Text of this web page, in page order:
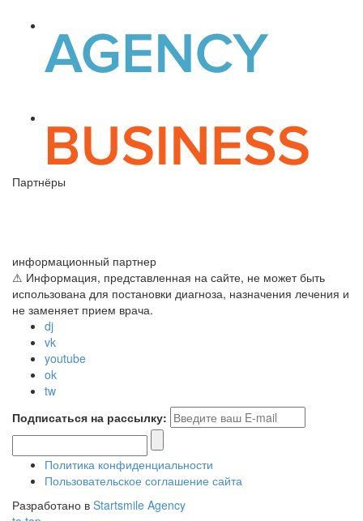
Партнёры
информационный партнер
⚠ Информация, представленная на сайте, не может быть
использована для постановки диагноза, назначения лечения и
не заменяет прием врача.
dj
vk
youtube
ok
tw
Подписаться на рассылку:
Политика конфиденциальности
Пользовательское соглашение сайта
Разработано в Startsmile Agency